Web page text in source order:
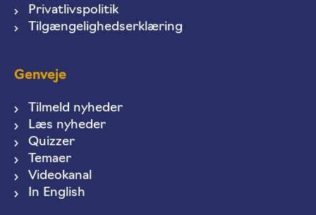
Privatlivspolitik
Tilgængelighedserklæring
Genveje
Tilmeld nyheder
Læs nyheder
Quizzer
Temaer
Videokanal
In English